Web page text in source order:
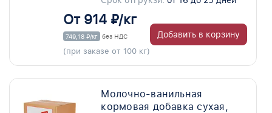
От 914 ₽/кг
749,18 ₽/кг без НДС
(при заказе от 100 кг)
Добавить в корзину
Молочно-ванильная
кормовая добавка сухая,